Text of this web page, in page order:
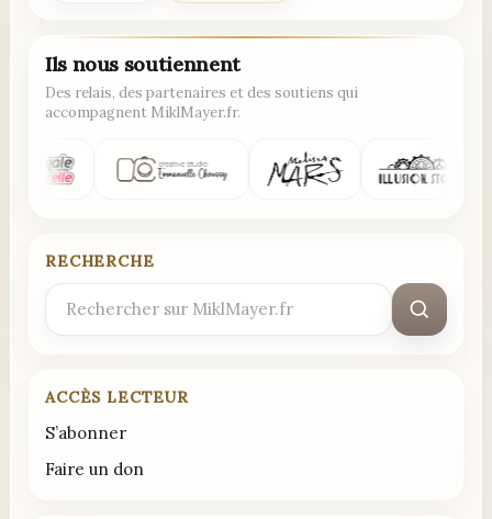
Ils nous soutiennent
Des relais, des partenaires et des soutiens qui
accompagnent MiklMayer.fr.
RECHERCHE
Rechercher
ACCÈS LECTEUR
S’abonner
Faire un don